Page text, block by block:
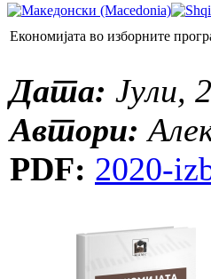
Економијата во изборните
Дата: Јули,
Автори:
PDF: 2020-